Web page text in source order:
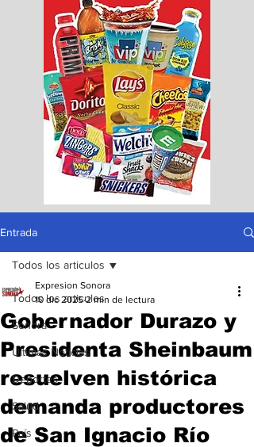
Entrada
Todos los articulos
Sonora
Ultimas Noticias
Deportes
Salud
País
Todos los articulos
Gobernador Durazo y
Presidenta Sheinbaum
resuelven histórica
demanda productores
de San Ignacio Río
Expresion Sonora
10 dic 2025 2 min de lectura